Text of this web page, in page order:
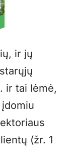
ir jų
ir tai lėmė,
(žr. 1